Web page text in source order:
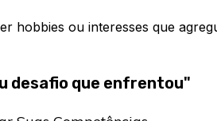
hobbies ou interesses que
desafio que enfrentou"